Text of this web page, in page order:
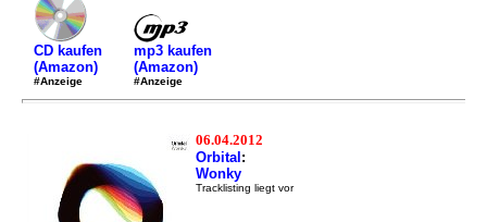
CD kaufen
(Amazon)
#Anzeige
mp3 kaufen
(Amazon)
#Anzeige
06.04.2012
Orbital :
Wonky
Tracklisting liegt vor